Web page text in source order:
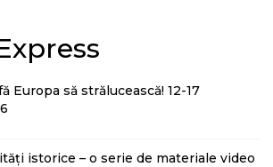
Europa să strălucească! 12-17
istorice – o serie de materiale video